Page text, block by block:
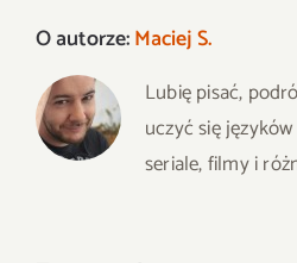
O autorze:Maciej S.
Lubię pisać,
uczyć się
seriale, filmy i